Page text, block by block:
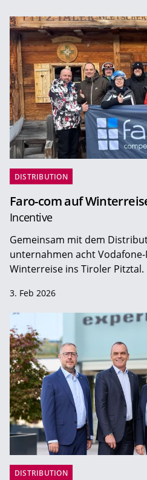
DISTRIBUTION
Faro-com auf
Incentive
Gemeinsam mit dem
unternahmen acht
Winterreise ins Tiroler Pitztal.
3. Feb 2026
DISTRIBUTION